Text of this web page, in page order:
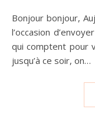
Bonjour bonjour, Aujourd’hui c’est la journée de la carterie,
l’occasion
qui comptent pour
jusqu’à ce soir, on…